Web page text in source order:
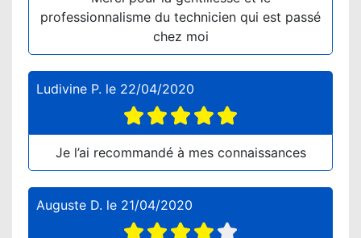
professionnalisme du technicien qui est passé
chez moi
Ludivine P. le 22/04/2020
Je l’ai recommandé à mes connaissances
Auguste D. le 21/04/2020